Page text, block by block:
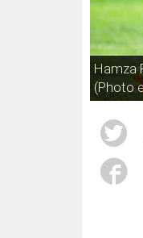
Hamza
(Photo